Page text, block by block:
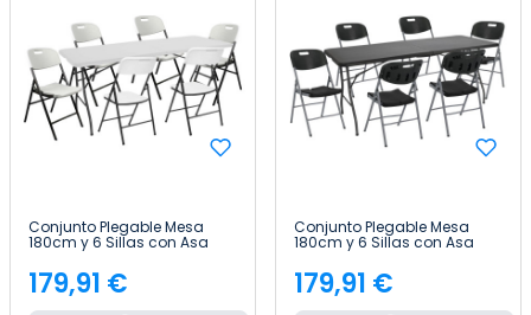
Conjunto Plegable Mesa
180cm y 6 Sillas con Asa
Catering Thinia Home
Precio
179,91 €
Conjunto Plegable Mesa
180cm y 6 Sillas con Asa
Catering Thinia Home
Precio
179,91 €